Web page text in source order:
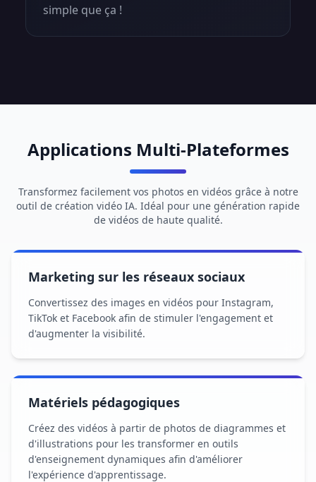
simple que ça !
Applications Multi-Plateformes
Transformez facilement vos photos en vidéos grâce à notre
outil de création vidéo IA. Idéal pour une génération rapide
de vidéos de haute qualité.
Marketing sur les réseaux sociaux
Convertissez des images en vidéos pour Instagram,
TikTok et Facebook afin de stimuler l'engagement et
d'augmenter la visibilité.
Matériels pédagogiques
Créez des vidéos à partir de photos de diagrammes et
d'illustrations pour les transformer en outils
d'enseignement dynamiques afin d'améliorer
l'expérience d'apprentissage.